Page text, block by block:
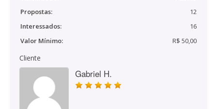
Propostas:
12
Interessados:
16
Valor Mínimo:
R$ 50,00
Cliente
Gabriel H.